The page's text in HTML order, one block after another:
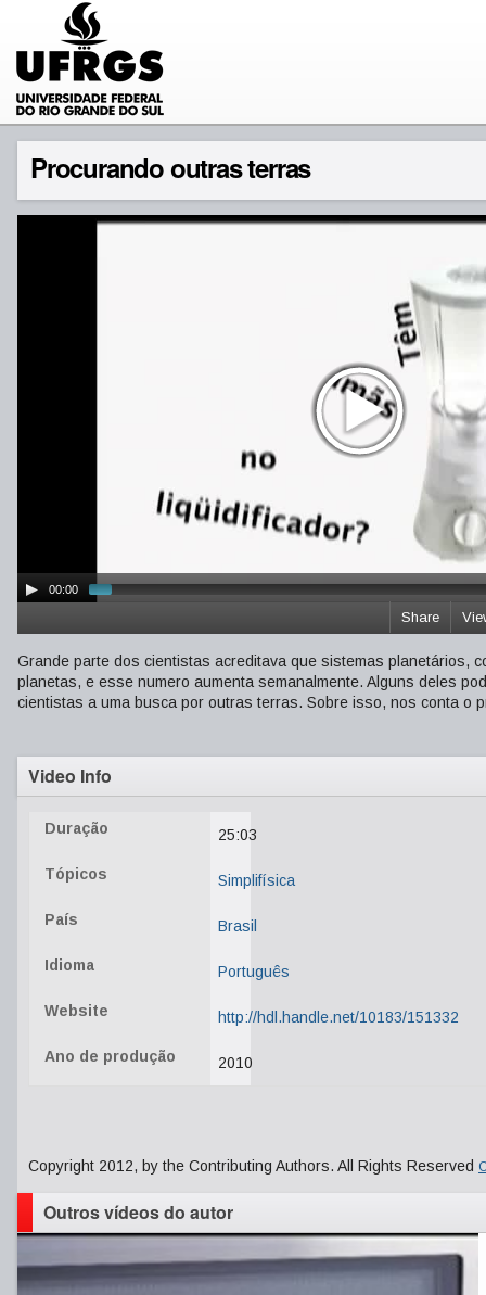
Procurando outras terras
00:00
Share
Grande parte dos cientistas acreditava que sistemas planetários,
planetas, e esse numero aumenta semanalmente. Alguns deles
cientistas a uma busca por outras terras. Sobre isso, nos conta o
Video Info
Duração 25:03
Tópicos Simplifísica
País Brasil
Idioma Português
Website http://hdl.handle.net/10183/151332
Ano de produção 2010
Copyright 2012, by the Contributing Authors. All Rights Reserved
Outros vídeos do autor